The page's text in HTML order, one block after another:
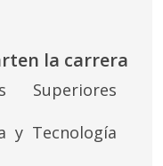
la carrera
Superiores
y Tecnología